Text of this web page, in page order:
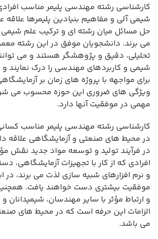
کارشناسی رشته مهندسی پلیمر مناسب
شیمی آلی و مفاهیم بنیادین پلیمرها علاقه
حل مسائل میان رشته ای و ترکیب علم
می برند. دانشجویان موفق در این رشته
تحلیلی، دقیق و پژوهشگر هستند و می
شیمی و کاربردهای مهندسی را درک نمایند و
برای مواجهه با پروژه های زمان بر
ویژگی های ضروری این حوزه محسوب می
مهمی در موفقیت آنها دارد.
کارشناسی رشته مهندسی پلیمر مناسب
در محیط های صنعتی و آزمایشگاهی علاقه
در فرآیند تولید و توسعه مواد جدید نقش
افرادی که از کار با تجهیزات آزمایشگاهی،
و نرم افزارهای شبیه سازی لذت می برند، در
موفقیت بیشتری دست خواهند یافت.
و ارتباط مؤثر با سایر مهندسان، شیمیدانان
الزامات این حرفه است که در محیط های
می باشد.